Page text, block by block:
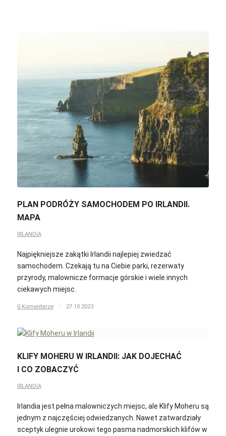
PLAN PODRÓŻY SAMOCHODEM PO IRLANDII.
MAPA
IRLANDIA
Najpiękniejsze zakątki Irlandii najlepiej zwiedzać
samochodem. Czekają tu na Ciebie parki, rezerwaty
przyrody, malownicze formacje górskie i wiele innych
ciekawych miejsc.
0 Komentarze / 27.10.2023
KLIFY MOHERU W IRLANDII: JAK DOJECHAĆ
I CO ZOBACZYĆ
IRLANDIA
Irlandia jest pełna malowniczych miejsc, ale Klify Moheru są
jednym z najczęściej odwiedzanych. Nawet zatwardziały
sceptyk ulegnie urokowi tego pasma nadmorskich klifów w